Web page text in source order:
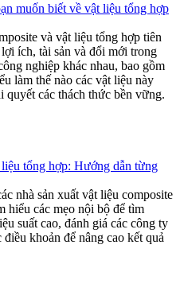
muốn biết về vật liệu tổng hợp
và vật liệu tổng hợp tiên
ích, tài sản và đổi mới trong
nghiệp khác nhau, bao gồm
làm thế nào các vật liệu này
quyết các thách thức bền vững.
tổng hợp: Hướng dẫn từng
nhà sản xuất vật liệu composite
hiểu các mẹo nội bộ để tìm
suất cao, đánh giá các công ty
khoản để nâng cao kết quả